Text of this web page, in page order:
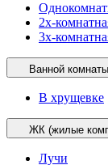
2х-
3х-
Ванной комнаты
В хрущевке
ЖК (жилые
Лучи